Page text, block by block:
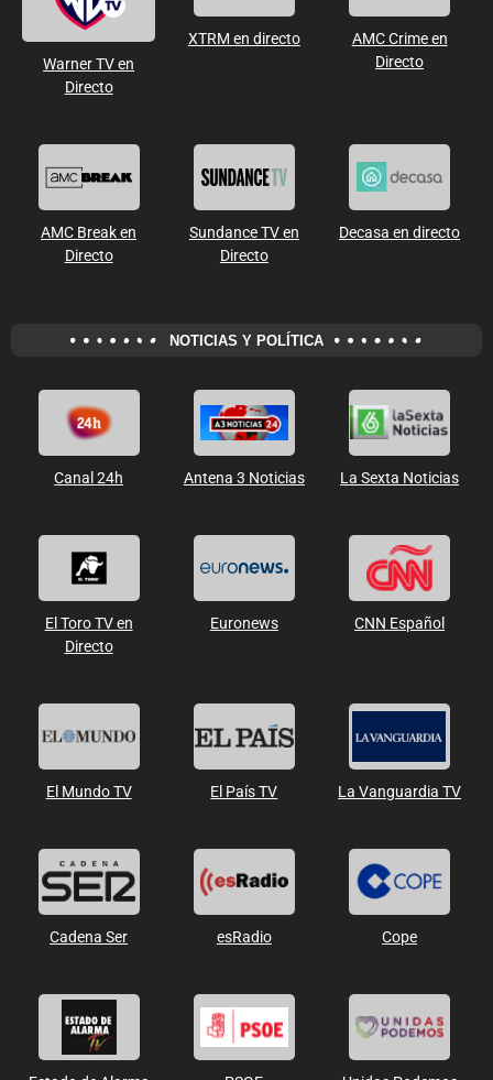
Warner TV en
Directo
XTRM en directo
AMC Crime en
Directo
AMC Break en
Directo
Sundance TV en
Directo
Decasa en directo
NOTICIAS Y POLÍTICA
Canal 24h Antena 3 Noticias La Sexta Noticias
El Toro TV en
Directo
Euronews CNN Español
El Mundo TV El País TV La Vanguardia TV
Cadena Ser esRadio Cope